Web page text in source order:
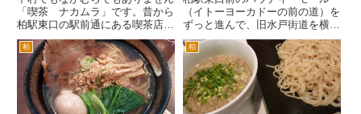
「喫茶 ナカムラ」です。昔から
柏駅東口の駅前通にある喫茶店で
す。場所は、柏駅東口を出て、イ
トーヨーカドーの前の通り、ハウ
ディモールにはいるとすぐ左手で
す。現在は、大和證券の隣です。
リニューアルして、明るく、き...
（イトーヨーカドーの前の道）を
ずっと進んで、旧水戸街道を横断
した右手にあるおそば屋さん多賀
家さんにきました。 まずここ
に来たら入口脇にでているきょう
のランチメニューを確認します。
ランチは、おそばかうどんを選び
ま...
柏 柏